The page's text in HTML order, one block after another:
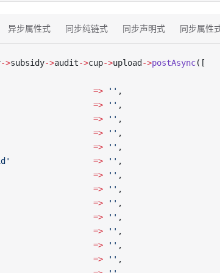
异步属性式 同步纯链式 同步声明式 同步属性
->subsidy->audit->cup->upload ->postAsync([
=>
'' ,
                   =>
'' ,
                   =>
'' ,
=>
'' ,
=>
'' ,
                 =>
'' ,
=>
'' ,
=>
'' ,
=>
'' ,
=>
'' ,
=>
'' ,
=>
'' ,
=>
'' ,